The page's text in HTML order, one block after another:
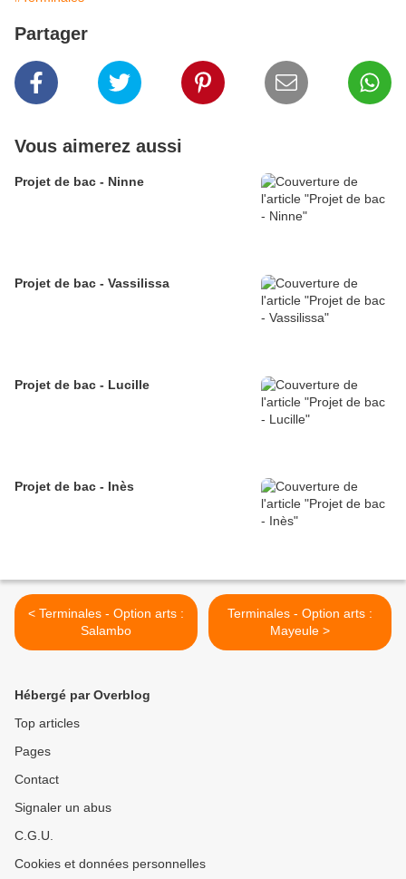
Partager
Vous aimerez aussi
Projet de bac - Ninne
Projet de bac - Vassilissa
Projet de bac - Lucille
Projet de bac - Inès
< Terminales - Option arts :
Salambo
Terminales - Option arts :
Mayeule >
Hébergé par Overblog
Top articles
Pages
Contact
Signaler un abus
C.G.U.
Cookies et données personnelles